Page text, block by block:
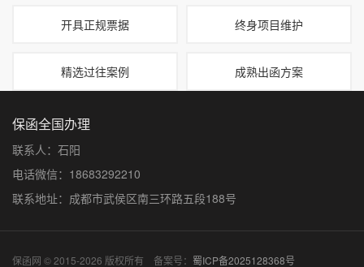
开具正规票据 终身项目维护
精选过往案例 成熟出函方案
保函全国办理
联系人：石阳
电话微信：18683292210
联系地址：成都市武侯区南三环路五段188号
保函网 © 2015-2026 版权所有 备案号： 蜀ICP备2025128368号